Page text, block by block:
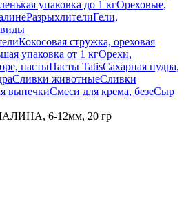
упаковка до 1 кгОреховые,
РазрыхлителиГели,
Кокосовая стружка, ореховая
упаковка от 1 кгОрехи,
пастыПасты TatisСахарная пудра,
Сливки животныеСливки
выпечкиСмеси для крема, безеСыр
6-12мм, 20 гр